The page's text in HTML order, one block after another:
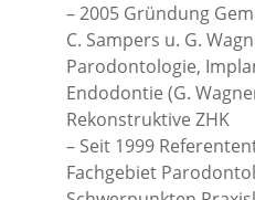
– 2005 Gründung
C. Sampers u. G.
Parodontologie,
Endodontie (G.
Rekonstruktive ZHK
– Seit 1999
Fachgebiet